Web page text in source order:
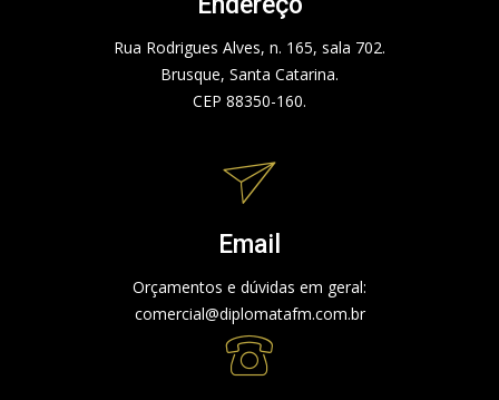
Rua Rodrigues Alves, n. 165, sala 702.
Brusque, Santa Catarina.
CEP 88350-160.
Email
Orçamentos e dúvidas em geral:
comercial@diplomatafm.com.br